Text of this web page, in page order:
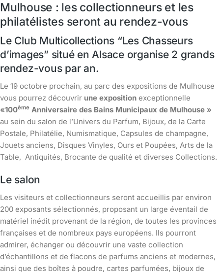
Mulhouse : les collectionneurs et les
philatélistes seront au rendez-vous
Le Club Multicollections “Les Chasseurs
d’images” situé en Alsace organise 2 grands
rendez-vous par an.
Le 19 octobre prochain, au parc des expositions de Mulhouse
vous pourrez découvrir une exposition exceptionnelle
«100ème Anniversaire des Bains Municipaux de Mulhouse »
au sein du salon de l’Univers du Parfum, Bijoux, de la Carte
Postale, Philatélie, Numismatique, Capsules de champagne,
Jouets anciens, Disques Vinyles, Ours et Poupées, Arts de la
Table, Antiquités, Brocante de qualité et diverses Collections.
Le salon
Les visiteurs et collectionneurs seront accueillis par environ
200 exposants sélectionnés, proposant un large éventail de
matériel inédit provenant de la région, de toutes les provinces
françaises et de nombreux pays européens. Ils pourront
admirer, échanger ou découvrir une vaste collection
d’échantillons et de flacons de parfums anciens et modernes,
ainsi que des boîtes à poudre, cartes parfumées, bijoux de